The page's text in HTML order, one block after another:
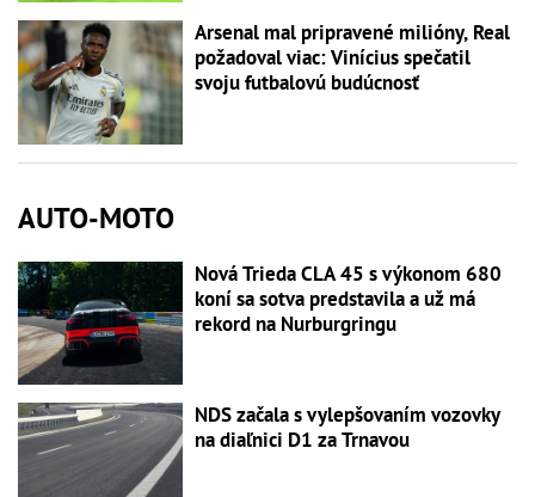
Arsenal mal pripravené milióny, Real
požadoval viac: Vinícius spečatil
svoju futbalovú budúcnosť
AUTO-MOTO
Nová Trieda CLA 45 s výkonom 680
koní sa sotva predstavila a už má
rekord na Nurburgringu
NDS začala s vylepšovaním vozovky
na diaľnici D1 za Trnavou